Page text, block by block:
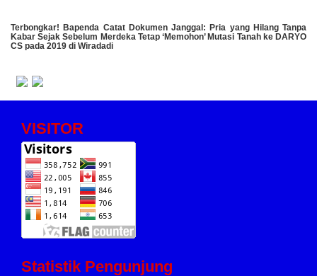
​Terbongkar! Bapenda Catat Dokumen Janggal: Pria yang Hilang Tanpa
Kabar Sejak Sebelum Merdeka Tetap ‘Memohon’ Mutasi Tanah ke DARYO
CS pada 2019 di Wiradadi
VISITOR
Statistik Pengunjung